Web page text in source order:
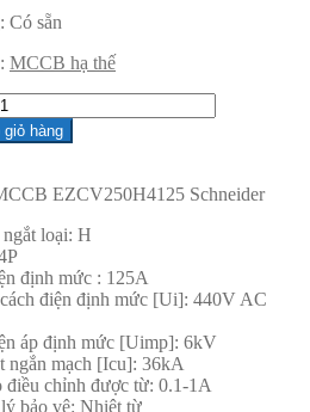
Có sẵn
MCCB hạ thế
giỏ hàng
EZCV250H4125 Schneider
loại: H
định mức : 125A
điện định mức [Ui]: 440V AC
áp định mức [Uimp]: 6kV
ngắn mạch [Icu]: 36kA
điều chỉnh được từ: 0.1-1A
bảo vệ: Nhiệt từ